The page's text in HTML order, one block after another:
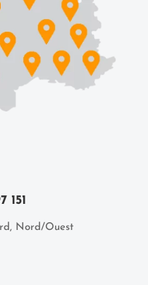
151
Nord/Ouest